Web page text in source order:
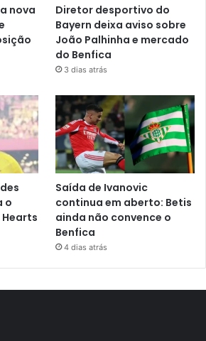
nova
Diretor desportivo do
Bayern deixa aviso sobre
João Palhinha e mercado
do Benfica
3 dias atrás
o
Saída de Ivanovic
continua em aberto: Betis
ainda não convence o
Benfica
4 dias atrás